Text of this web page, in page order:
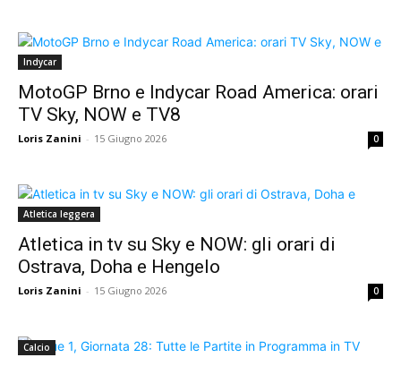
Indycar
MotoGP Brno e Indycar Road America: orari
TV Sky, NOW e TV8
Loris Zanini - 15 Giugno 2026 0
Atletica leggera
Atletica in tv su Sky e NOW: gli orari di
Ostrava, Doha e Hengelo
Loris Zanini - 15 Giugno 2026 0
Calcio